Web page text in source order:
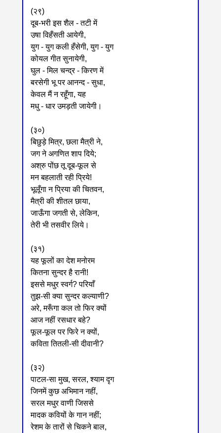
(२९)
दूब-भरी इस शैल - तटी में
उषा विहँसती आयेगी,
युग - युग कली हँसेगी, युग - युग
कोयल गीत सुनायेगी,
घुल - मिल चन्द्र - किरण में
बरसेगी भू पर आनन्द - सुधा,
केवल मैं न रहूँगा, यह
मधु - धार उमड़ती जायेगी।
(३०)
बिछुड़े मित्र, छला मैत्री ने,
जग ने अगणित शाप दिये;
अश्रु पोंछ तू दूब-फूल से
मन बहलाती रही प्रिये!
भूलूँगा न प्रिया की चितवन,
मैत्री की शीतल छाया,
जाऊँगा जगती से, लेकिन,
तेरी भी तसवीर लिये।
(३१)
यह फूलों का देश मनोरम
कितना सुन्दर है रानी!
इससे मधुर स्वर्ग? परियाँ
तुझ-सी क्या सुन्दर कल्याणी?
अरे, मरूँगा कल तो फिर क्यों
आज नहीं रसधार बहे?
फूल-फूल पर फिरे न क्यों,
कविता तितली-सी दीवानी?
(३२)
पाटल-सा मुख, सरल, श्याम दृग
जिनमें कुछ अभिमान नहीं,
सरल मधुर वाणी जिससे
मादक कवियों के गान नहीं;
रेशम के तारों से चिकने बाल,